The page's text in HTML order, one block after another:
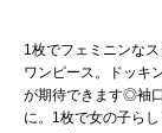
1枚でフェミニンな
ワンピース。ドッキ
が期待できます◎袖
に。1枚で女の子ら